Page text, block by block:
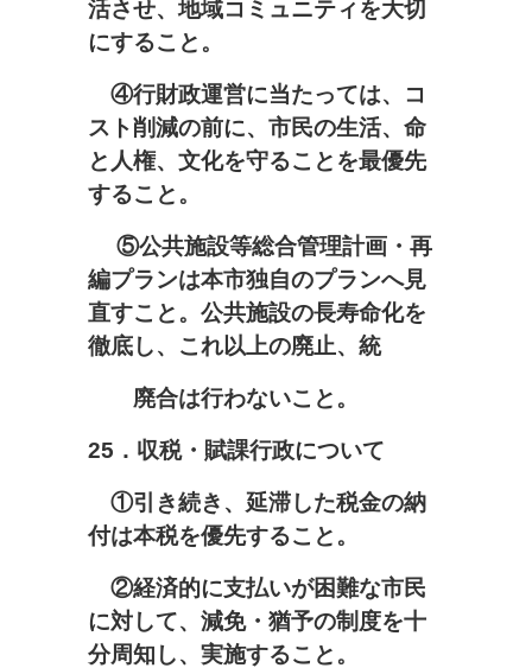
活させ、地域コミュニティを大切
にすること。
④行財政運営に当たっては、コ
スト削減の前に、市民の生活、命
と人権、文化を守ることを最優先
すること。
⑤公共施設等総合管理計画・再
編プランは本市独自のプランへ見
直すこと。公共施設の長寿命化を
徹底し、これ以上の廃止、統
廃合は行わないこと。
25 ．収税・賦課行政について
①引き続き、延滞した税金の納
付は本税を優先すること。
②経済的に支払いが困難な市民
に対して、減免・猶予の制度を十
分周知し、実施すること。